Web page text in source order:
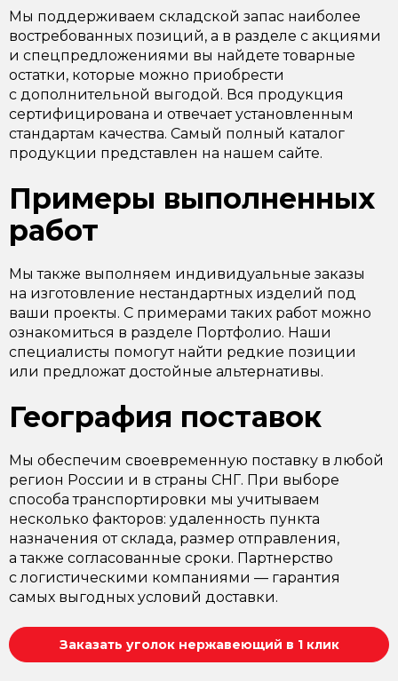
Мы поддерживаем складской запас наиболее
востребованных позиций, а в разделе с акциями
и спецпредложениями вы найдете товарные
остатки, которые можно приобрести
с дополнительной выгодой. Вся продукция
сертифицирована и отвечает установленным
стандартам качества. Самый полный каталог
продукции представлен на нашем сайте.
Примеры выполненных
работ
Мы также выполняем индивидуальные заказы
на изготовление нестандартных изделий под
ваши проекты. С примерами таких работ можно
ознакомиться в разделе Портфолио. Наши
специалисты помогут найти редкие позиции
или предложат достойные альтернативы.
География поставок
Мы обеспечим своевременную поставку в любой
регион России и в страны СНГ. При выборе
способа транспортировки мы учитываем
несколько факторов: удаленность пункта
назначения от склада, размер отправления,
а также согласованные сроки. Партнерство
с логистическими компаниями — гарантия
самых выгодных условий доставки.
Заказать уголок нержавеющий в 1 клик